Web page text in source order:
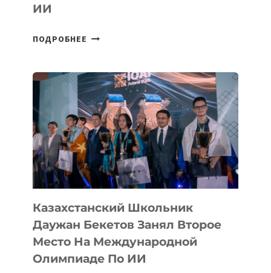
ИИ
ПОДРОБНЕЕ СБОРНАЯ
В
ИСТОРИИ
ЗАВОЕВАЛА
МЕДАЛЬ
НА
МЕЖДУНАРОДНОЙ
ОЛИМПИАДЕ
ПО
Казахстанский Школьник
Даужан Бекетов Занял Второе
Место На Международной
Олимпиаде По ИИ